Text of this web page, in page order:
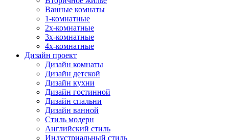
Ванные комнаты
1-комнатные
2х-комнатные
3х-комнатные
4х-комнатные
Дизайн проект
Дизайн комнаты
Дизайн детской
Дизайн кухни
Дизайн гостинной
Дизайн спальни
Дизайн ванной
Стиль модерн
Английский стиль
Индустриальный стиль